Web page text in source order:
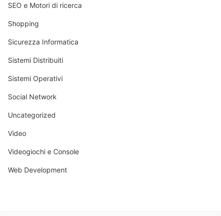
SEO e Motori di ricerca
Shopping
Sicurezza Informatica
Sistemi Distribuiti
Sistemi Operativi
Social Network
Uncategorized
Video
Videogiochi e Console
Web Development